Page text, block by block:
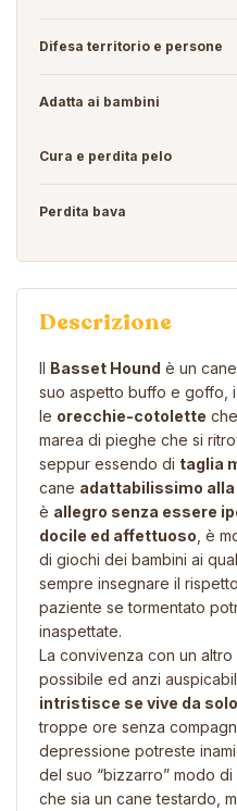
Difesa territorio e persone
Adatta ai bambini
Cura e perdita pelo
Perdita bava
Descrizione
Il Basset Hound è un
suo aspetto buffo e goffo,
le orecchie-cotolette
marea di pieghe che si
seppur essendo di taglia
cane adattabilissimo
è allegro senza essere
docile ed affettuoso , è
di giochi dei bambini ai
sempre insegnare il
paziente se tormentato
inaspettate.
La convivenza con un
possibile ed anzi
intristisce se vive da solo
troppe ore senza
depressione potreste
del suo “bizzarro” modo
che sia un cane testardo,